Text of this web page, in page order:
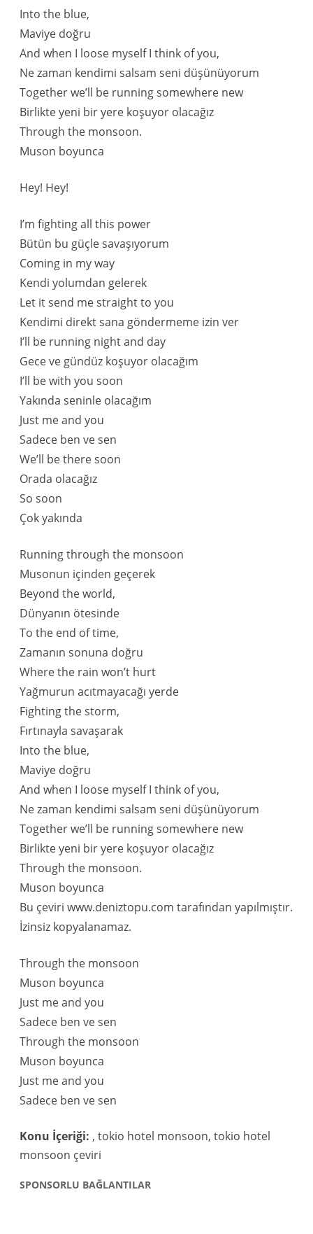
Into the blue,
Maviye doğru
And when I loose myself I think of you,
Ne zaman kendimi salsam seni düşünüyorum
Together we’ll be running somewhere new
Birlikte yeni bir yere koşuyor olacağız
Through the monsoon.
Muson boyunca
Hey! Hey!
I’m fighting all this power
Bütün bu güçle savaşıyorum
Coming in my way
Kendi yolumdan gelerek
Let it send me straight to you
Kendimi direkt sana göndermeme izin ver
I’ll be running night and day
Gece ve gündüz koşuyor olacağım
I’ll be with you soon
Yakında seninle olacağım
Just me and you
Sadece ben ve sen
We’ll be there soon
Orada olacağız
So soon
Çok yakında
Running through the monsoon
Musonun içinden geçerek
Beyond the world,
Dünyanın ötesinde
To the end of time,
Zamanın sonuna doğru
Where the rain won’t hurt
Yağmurun acıtmayacağı yerde
Fighting the storm,
Fırtınayla savaşarak
Into the blue,
Maviye doğru
And when I loose myself I think of you,
Ne zaman kendimi salsam seni düşünüyorum
Together we’ll be running somewhere new
Birlikte yeni bir yere koşuyor olacağız
Through the monsoon.
Muson boyunca
Bu çeviri www.deniztopu.com tarafından yapılmıştır.
İzinsiz kopyalanamaz.
Through the monsoon
Muson boyunca
Just me and you
Sadece ben ve sen
Through the monsoon
Muson boyunca
Just me and you
Sadece ben ve sen
Konu İçeriği: , tokio hotel monsoon, tokio hotel
monsoon çeviri
SPONSORLU BAĞLANTILAR